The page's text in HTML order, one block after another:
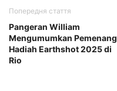
Попередня стаття
Pangeran William
Mengumumkan Pemenang
Hadiah Earthshot 2025 di
Rio